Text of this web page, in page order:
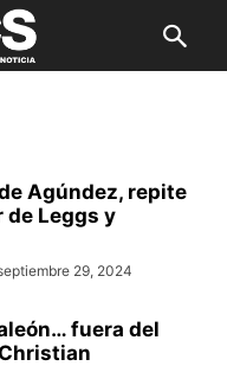
Agúndez, repite
de Leggs y
29, 2024
fuera del